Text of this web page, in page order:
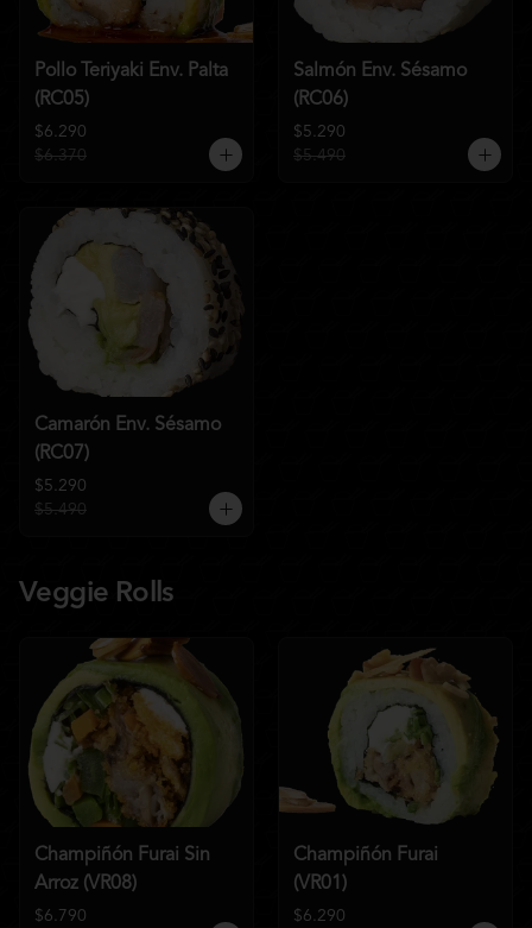
Pollo Teriyaki Env. Palta
(RC05)
$6.290
$6.370
Salmón Env. Sésamo
(RC06)
$5.290
$5.490
Camarón Env. Sésamo
(RC07)
$5.290
$5.490
Veggie Rolls
Champiñón Furai Sin
Arroz (VR08)
$6.790
Champiñón Furai
(VR01)
$6.290